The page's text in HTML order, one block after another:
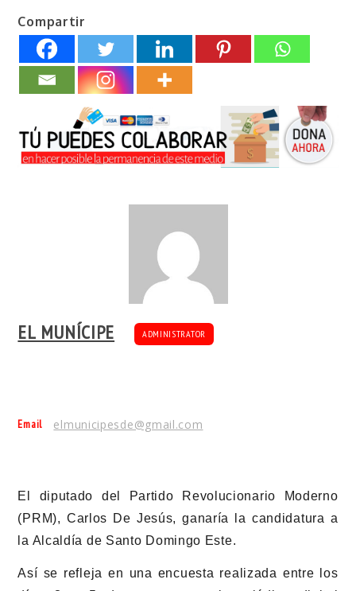
Compartir
EL MUNÍCIPE ADMINISTRATOR
Email elmunicipesde@gmail.com
El diputado del Partido Revolucionario Moderno
(PRM), Carlos De Jesús, ganaría la candidatura a
la Alcaldía de Santo Domingo Este.
Así se refleja en una encuesta realizada entre los